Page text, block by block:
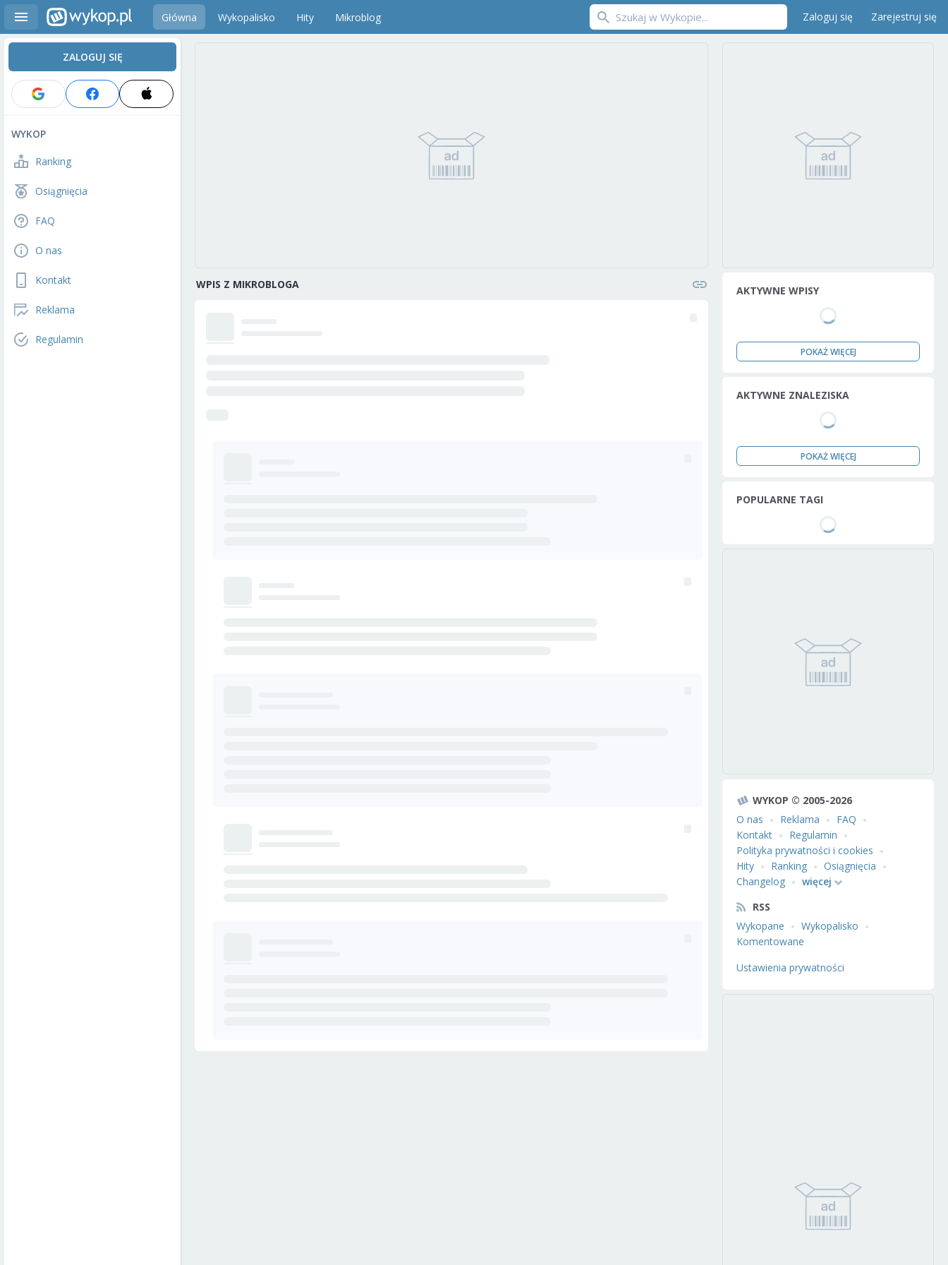
Główna Wykopalisko Hity Mikroblog Zaloguj się Zarejestruj się
ZALOGUJ SIĘ
WYKOP
Ranking
Osiągnięcia
FAQ
O nas
Kontakt
Reklama
Regulamin
WPIS Z MIKROBLOGA AKTYWNE WPISY
POKAŻ WIĘCEJ
AKTYWNE ZNALEZISKA
POKAŻ WIĘCEJ
POPULARNE TAGI
WYKOP © 2005-2026
O nas
Reklama
FAQ
Kontakt
Regulamin
Polityka prywatności i cookies
Hity
Ranking
Osiągnięcia
Changelog
więcej
RSS
Wykopane
Wykopalisko
Komentowane
Ustawienia prywatności